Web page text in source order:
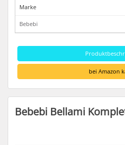
Marke
Bebebi
bei Amazon
Bebebi Bellami